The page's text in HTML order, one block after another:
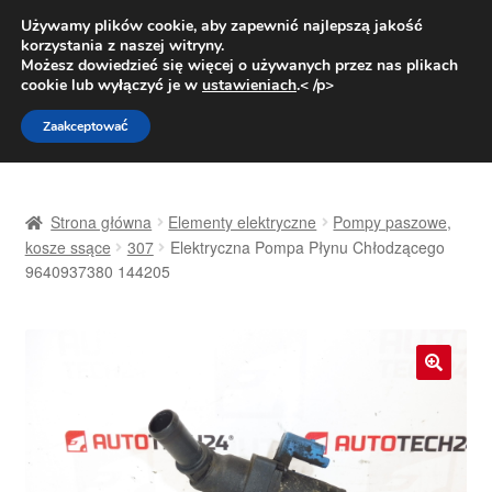
DOSTAWA od 31 zł
Pn.-pt. 9:00-16:00800 003 167
Przejdź
do
nawigacji
Przejdź
do
treści
Dostawa
O nas
Strona główna Elementy elektryczne
Pompy paszowe,
kosze ssące
307
Elektryczna Pompa Płynu Chłodzącego
9640937380 144205
Używamy plików cookie, aby zapewnić najlepszą jakość
korzystania z naszej witryny.
Możesz dowiedzieć się więcej o używanych przez nas plikach
cookie lub wyłączyć je w ustawieniach.< /p>
Zaakceptować